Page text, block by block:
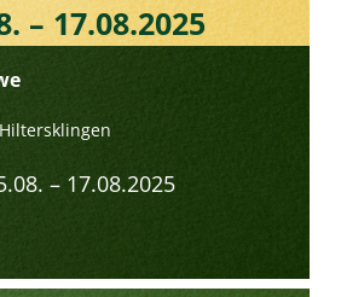
– 17.08.2025
– 17.08.2025